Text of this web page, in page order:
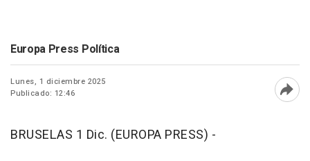
Europa Press Política
Lunes, 1 diciembre 2025
Publicado: 12:46
BRUSELAS 1 Dic. (EUROPA PRESS) -